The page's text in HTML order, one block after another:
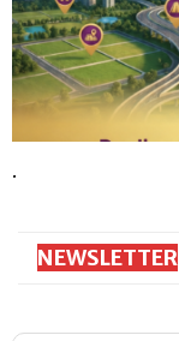
.
NEWSLETTER